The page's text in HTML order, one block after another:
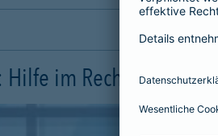
Hilfe im Rechtsschutzfall